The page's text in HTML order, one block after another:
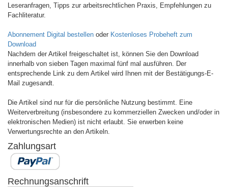
Leseranfragen, Tipps zur arbeitsrechtlichen Praxis, Empfehlungen zu
Fachliteratur.
Abonnement Digital bestellen oder Kostenloses Probeheft zum
Download
Nachdem der Artikel freigeschaltet ist, können Sie den Download
innerhalb von sieben Tagen maximal fünf mal ausführen. Der
entsprechende Link zu dem Artikel wird Ihnen mit der Bestätigungs-E-
Mail zugesandt.
Die Artikel sind nur für die persönliche Nutzung bestimmt. Eine
Weiterverbreitung (insbesondere zu kommerziellen Zwecken und/oder in
elektronischen Medien) ist nicht erlaubt. Sie erwerben keine
Verwertungsrechte an den Artikeln.
Zahlungsart
Rechnungsanschrift